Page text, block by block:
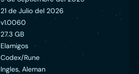
21 de Julio del 2026
v1.0060
27.3 GB
Elamigos
Codex/Rune
Ingles, Aleman